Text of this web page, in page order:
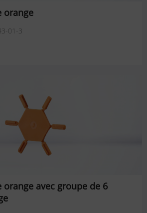
orange
01-3
orange avec groupe de 6